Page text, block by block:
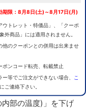
期限：8月8日(土)～8月17日(月)
ウトレット・特価品」、「クーポ
外商品」には適用されません。
他のクーポンとの併用は出来ませ
ポンコード転売、転載禁止
ー等でご注文ができない場合、
こ
にご連絡下さい。
部の温度)」を下げ